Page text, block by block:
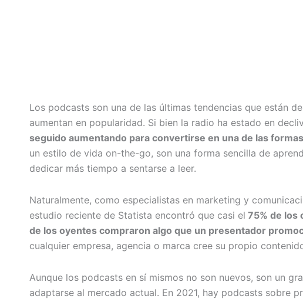
Los podcasts son una de las últimas tendencias que están
aumentan en popularidad. Si bien la radio ha estado en
seguido aumentando para convertirse en una de las
un estilo de vida on-the-go, son una forma sencilla de
dedicar más tiempo a sentarse a leer.
Naturalmente, como especialistas en marketing y
estudio reciente de Statista encontró que casi el 75% de los
de los oyentes compraron algo que un presentador
cualquier empresa, agencia o marca cree su propio
Aunque los podcasts en sí mismos no son nuevos, son un
adaptarse al mercado actual. En 2021, hay podcasts sobre